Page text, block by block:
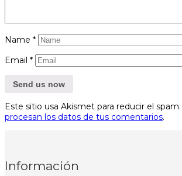
Name *
Email *
Este sitio usa Akismet para reducir el spam.
procesan los datos de tus comentarios.
Información